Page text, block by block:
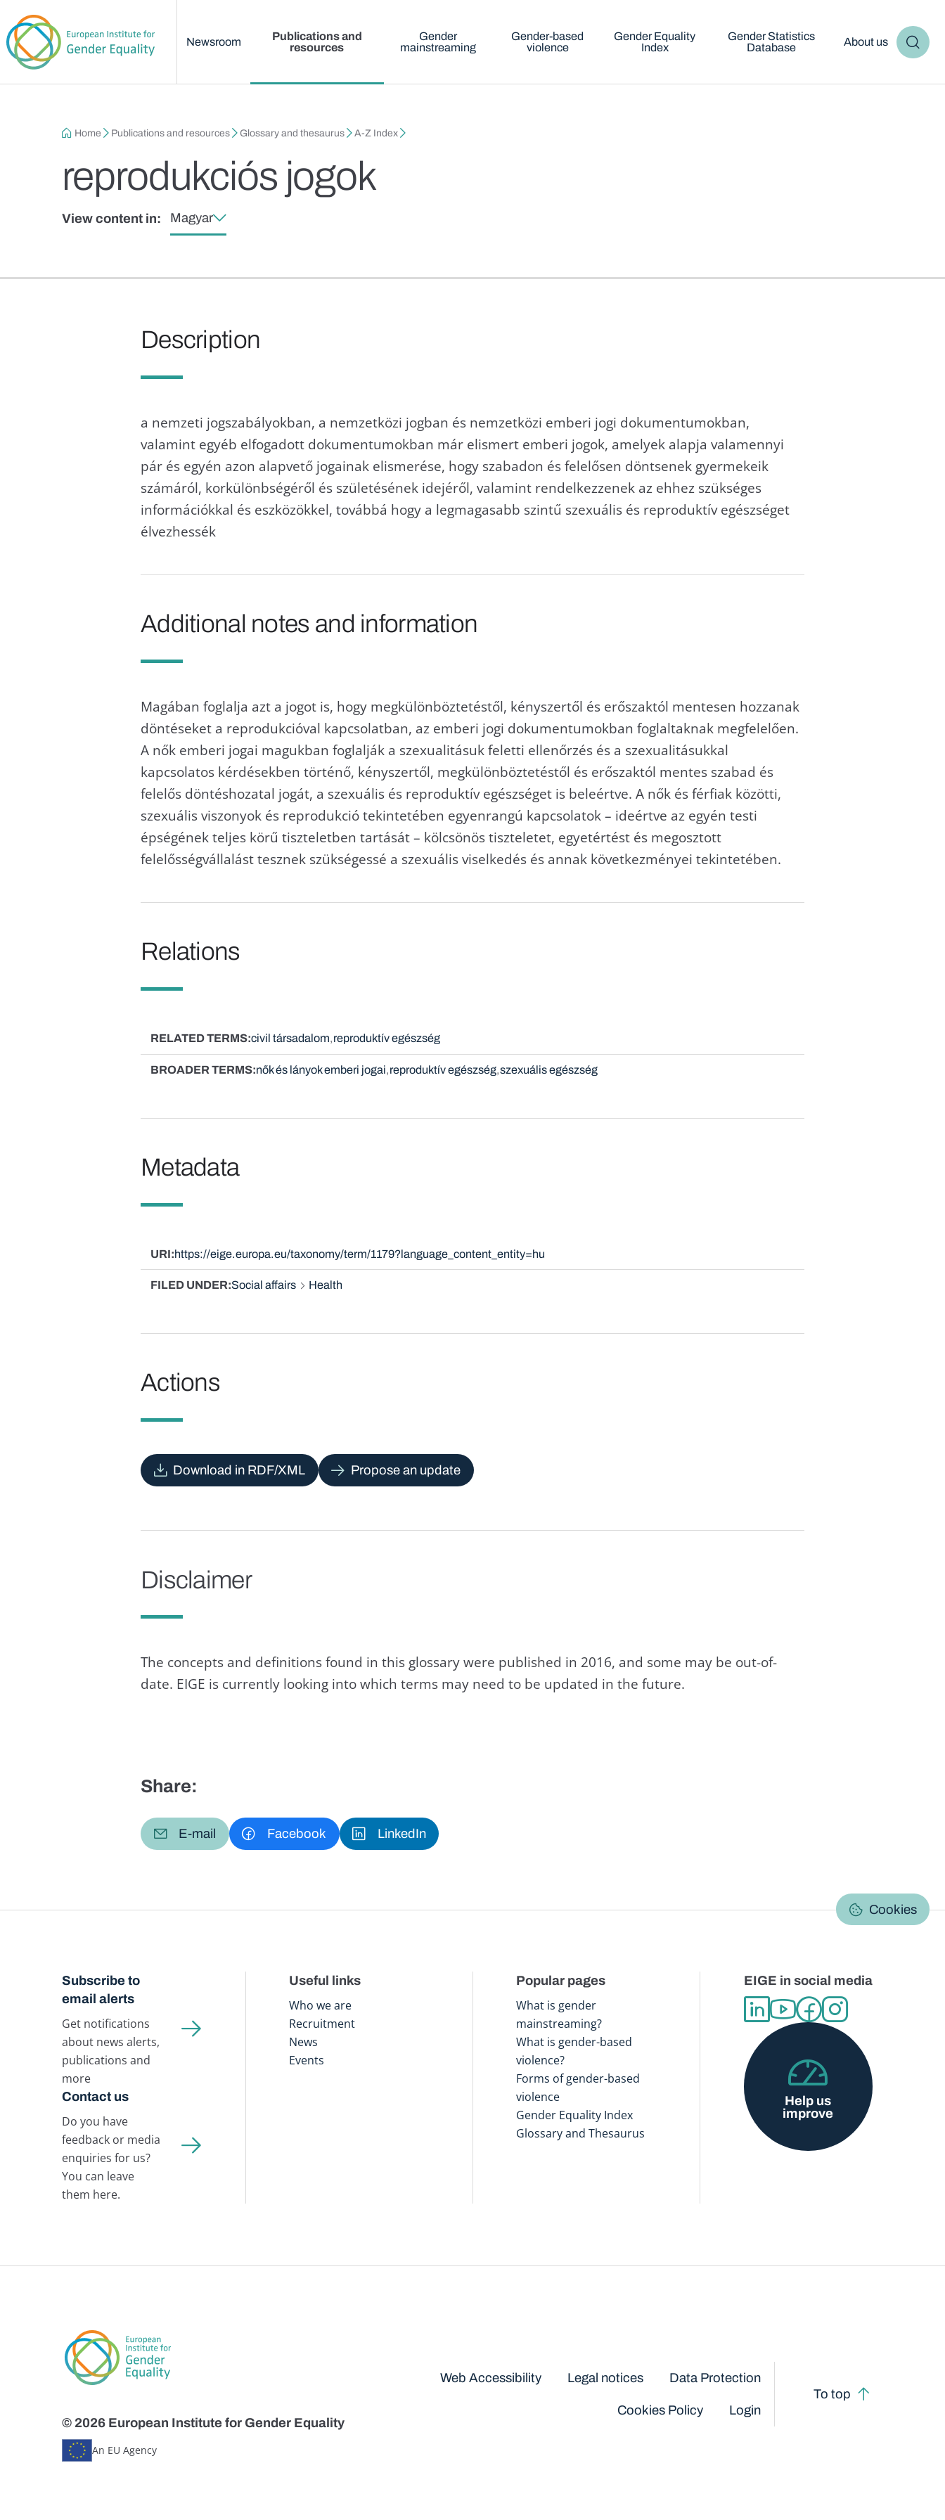
Newsroom
Publications and
resources
Gender
mainstreaming
Gender-based
violence
Gender Equality
Index
Gender Statistics
Database
About us
Breadcrumb
Home Publications and resources Glossary and thesaurus A-Z Index
reprodukciós jogok
View content in: Magyar
Description
a nemzeti jogszabályokban, a nemzetközi jogban és nemzetközi emberi jogi dokumentumokban,
valamint egyéb elfogadott dokumentumokban már elismert emberi jogok, amelyek alapja valamennyi
pár és egyén azon alapvető jogainak elismerése, hogy szabadon és felelősen döntsenek gyermekeik
számáról, korkülönbségéről és születésének idejéről, valamint rendelkezzenek az ehhez szükséges
információkkal és eszközökkel, továbbá hogy a legmagasabb szintű szexuális és reproduktív egészséget
élvezhessék
Additional notes and information
Magában foglalja azt a jogot is, hogy megkülönböztetéstől, kényszertől és erőszaktól mentesen hozzanak
döntéseket a reprodukcióval kapcsolatban, az emberi jogi dokumentumokban foglaltaknak megfelelően.
A nők emberi jogai magukban foglalják a szexualitásuk feletti ellenőrzés és a szexualitásukkal
kapcsolatos kérdésekben történő, kényszertől, megkülönböztetéstől és erőszaktól mentes szabad és
felelős döntéshozatal jogát, a szexuális és reproduktív egészséget is beleértve. A nők és férfiak közötti,
szexuális viszonyok és reprodukció tekintetében egyenrangú kapcsolatok – ideértve az egyén testi
épségének teljes körű tiszteletben tartását – kölcsönös tiszteletet, egyetértést és megosztott
felelősségvállalást tesznek szükségessé a szexuális viselkedés és annak következményei tekintetében.
Relations
RELATED TERMS civil társadalom reproduktív egészség
BROADER TERMS nők és lányok emberi jogai reproduktív egészség szexuális egészség
Metadata
URI https://eige.europa.eu/taxonomy/term/1179?language_content_entity=hu
FILED UNDER Social affairs Health
Actions
Download in RDF/XML Propose an update
Disclaimer
The concepts and definitions found in this glossary were published in 2016, and some may be out-of-
date. EIGE is currently looking into which terms may need to be updated in the future.
Share:
E-mail Facebook LinkedIn
Cookies
Subscribe to
email alerts
Get notifications
about news alerts,
publications and
more
Contact us
Do you have
feedback or media
enquiries for us?
You can leave
them here.
Useful links
Who we are
Recruitment
News
Events
Popular pages
What is gender
mainstreaming?
What is gender-based
violence?
Forms of gender-based
violence
Gender Equality Index
Glossary and Thesaurus
EIGE in social media
Help us
improve
© 2026 European Institute for Gender Equality
An EU Agency
Web Accessibility Legal notices Data Protection
Cookies Policy Login
To top